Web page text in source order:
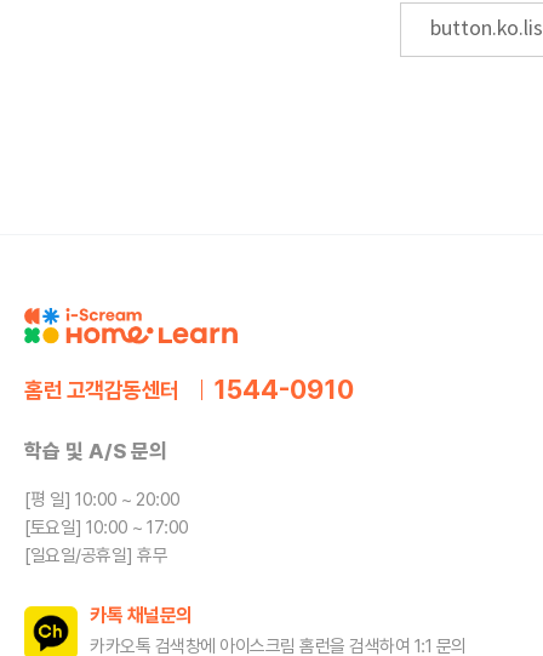
홈런 고객감동센터
학습 및 A/S 문의
[평 일] 10:00 ~ 20:00
[토요일] 10:00 ~ 17:00
[일요일/공휴일] 휴무
1544-0910
카톡 채널문의
카카오톡 검색창에 아이스크림 홈런을 검색하여 1:1 문의